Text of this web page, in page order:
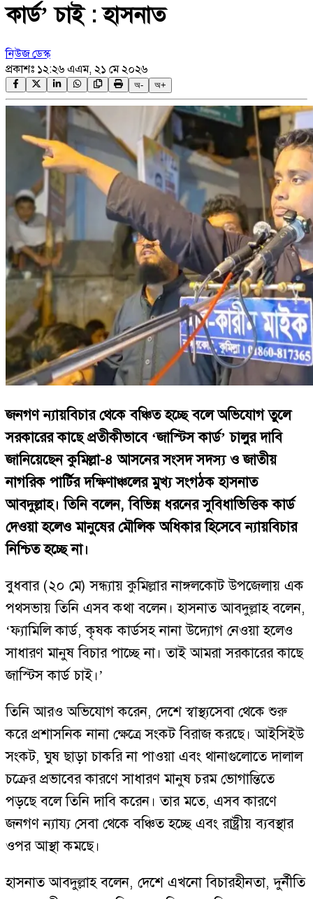
কার্ড’ চাই : হাসনাত
নিউজ ডেস্ক
প্রকাশঃ ১২:২৬ এএম, ২১ মে ২০২৬
অ- অ+
জনগণ ন্যায়বিচার থেকে বঞ্চিত হচ্ছে বলে অভিযোগ তুলে
সরকারের কাছে প্রতীকীভাবে ‘জাস্টিস কার্ড’ চালুর দাবি
জানিয়েছেন কুমিল্লা-৪ আসনের সংসদ সদস্য ও জাতীয়
নাগরিক পার্টির দক্ষিণাঞ্চলের মুখ্য সংগঠক হাসনাত
আবদুল্লাহ। তিনি বলেন, বিভিন্ন ধরনের সুবিধাভিত্তিক কার্ড
দেওয়া হলেও মানুষের মৌলিক অধিকার হিসেবে ন্যায়বিচার
নিশ্চিত হচ্ছে না।
বুধবার (২০ মে) সন্ধ্যায় কুমিল্লার নাঙ্গলকোট উপজেলায় এক
পথসভায় তিনি এসব কথা বলেন। হাসনাত আবদুল্লাহ বলেন,
‘ফ্যামিলি কার্ড, কৃষক কার্ডসহ নানা উদ্যোগ নেওয়া হলেও
সাধারণ মানুষ বিচার পাচ্ছে না। তাই আমরা সরকারের কাছে
জাস্টিস কার্ড চাই।’
তিনি আরও অভিযোগ করেন, দেশে স্বাস্থ্যসেবা থেকে শুরু
করে প্রশাসনিক নানা ক্ষেত্রে সংকট বিরাজ করছে। আইসিইউ
সংকট, ঘুষ ছাড়া চাকরি না পাওয়া এবং থানাগুলোতে দালাল
চক্রের প্রভাবের কারণে সাধারণ মানুষ চরম ভোগান্তিতে
পড়ছে বলে তিনি দাবি করেন। তার মতে, এসব কারণে
জনগণ ন্যায্য সেবা থেকে বঞ্চিত হচ্ছে এবং রাষ্ট্রীয় ব্যবস্থার
ওপর আস্থা কমছে।
হাসনাত আবদুল্লাহ বলেন, দেশে এখনো বিচারহীনতা, দুর্নীতি